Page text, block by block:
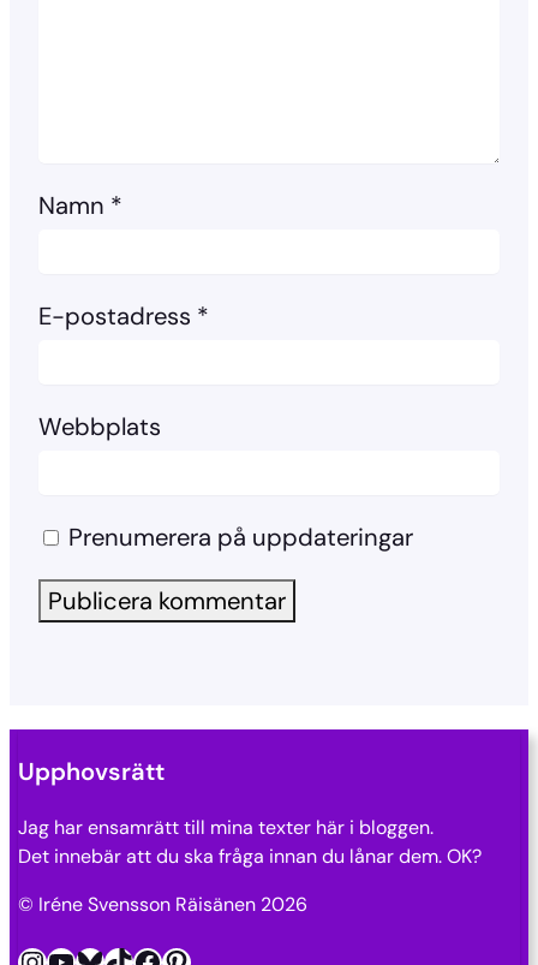
Namn *
E-postadress *
Webbplats
Prenumerera på uppdateringar
Upphovsrätt
Jag har ensamrätt till mina texter här i bloggen.
Det innebär att du ska fråga innan du lånar dem. OK?
© Iréne Svensson Räisänen 2026